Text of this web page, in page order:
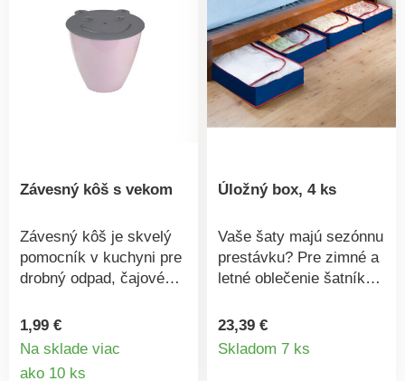
Závesný kôš s vekom
Závesný kôš je skvelý
pomocník v kuchyni pre
drobný odpad, čajové
zeleniny či ovocia ai.
Jednoducho ho zavesíte
1,99 €
Na sklade viac
ako 10 ks
Úložný box, 4 ks
Vaše šaty majú sezónnu
prestávku? Pre zimné a
letné oblečenie šatník
dobré šatník vytriediť. V
úložných vakoch môže
23,39 €
Skladom 7 ks